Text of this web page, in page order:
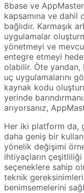
8base ve
kapsamına ve dahil
bağlıdır. Karmaşık
uygulamalar
yönetmeyi ve
entegre etmeyi
olabilir. Öte yandan,
uç uygulamalarını
kaynak kodu
yerinde
arıyorsanız,
Her iki platform da,
daha geniş bir
yönelik değişimi
ihtiyaçların
seçeneklere sahip
teknik
benimsemelerini